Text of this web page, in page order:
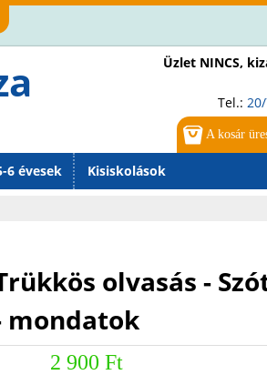
Üzlet NINCS,
Tel.:
olvasás -
mondatok
2 900 Ft
A kosár
6 évesek Kisiskolások